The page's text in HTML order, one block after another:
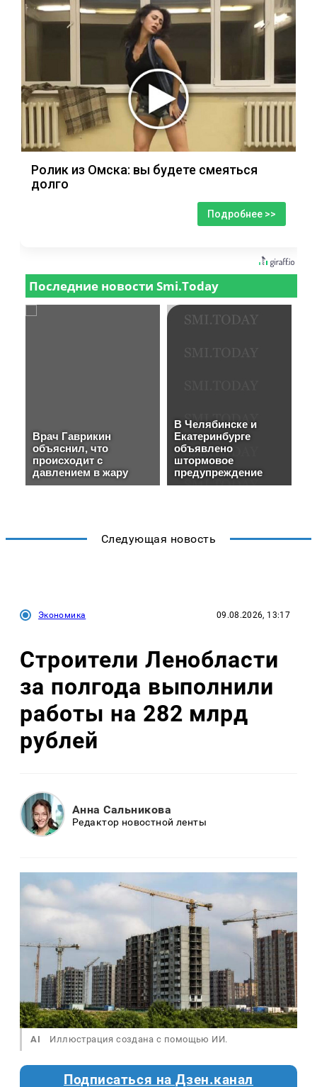
Ролик из Омска: вы будете смеяться
долго
Подробнее >>
Следующая новость
Экономика 09.08.2026, 13:17
Строители Ленобласти
за полгода выполнили
работы на 282 млрд
рублей
Анна Сальникова
Редактор новостной ленты
AI Иллюстрация создана с помощью ИИ.
Подписаться на Дзен.канал